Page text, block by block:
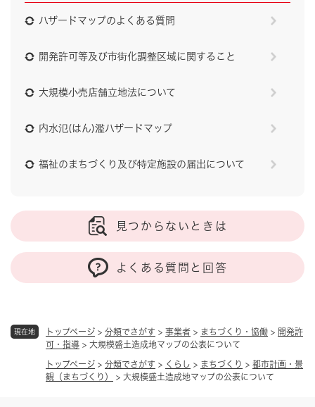
現在地 トップページ > 分類でさがす > 事業者 > まちづくり・協働 > 開発許
可・指導 > 大規模盛土造成地マップの公表について
トップページ > 分類でさがす > くらし > まちづくり > 都市計画・景
観（まちづくり）
> 大規模盛土造成地マップの公表について
ハザードマップのよくある質問
開発許可等及び市街化調整区域に関すること
大規模小売店舗立地法について
内水氾(はん)濫ハザードマップ
福祉のまちづくり及び特定施設の届出について
見つからないときは
よくある質問と回答